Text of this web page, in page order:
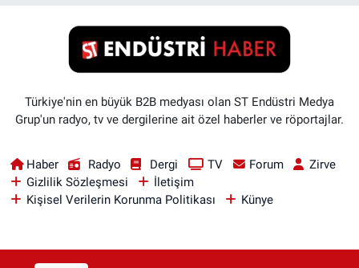
Türkiye'nin en büyük B2B medyası olan ST Endüstri Medya
Grup'un radyo, tv ve dergilerine ait özel haberler ve röportajlar.
Haber Radyo Dergi TV Forum
Zirve
Gizlilik Sözleşmesi
İletişim
Kişisel Verilerin Korunma Politikası
Künye